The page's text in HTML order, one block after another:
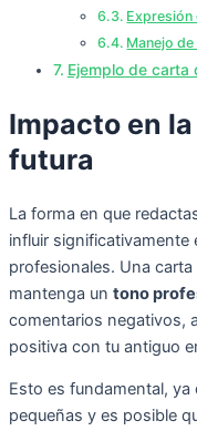
Manejo
Ejemplo de carta
Impacto en
futura
La forma en que
influir
profesionales. Una
mantenga un tono
comentarios negativos,
positiva con tu antiguo
Esto es fundamental,
pequeñas y es posible